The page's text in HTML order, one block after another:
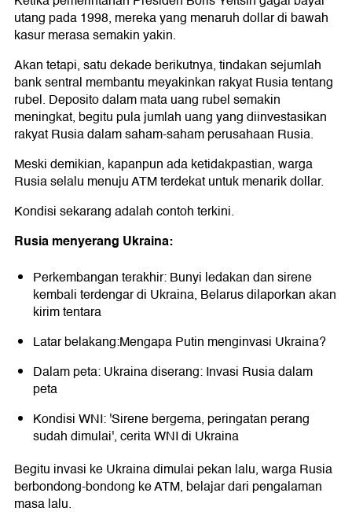
utang pada 1998, mereka yang menaruh dollar di bawah
kasur merasa semakin yakin.
Akan tetapi, satu dekade berikutnya, tindakan sejumlah
bank sentral membantu meyakinkan rakyat Rusia tentang
rubel. Deposito dalam mata uang rubel semakin
meningkat, begitu pula jumlah uang yang diinvestasikan
rakyat Rusia dalam saham-saham perusahaan Rusia.
Meski demikian, kapanpun ada ketidakpastian, warga
Rusia selalu menuju ATM terdekat untuk menarik dollar.
Kondisi sekarang adalah contoh terkini.
Rusia menyerang Ukraina:
Perkembangan terakhir:Bunyi ledakan dan sirene
kembali terdengar di Ukraina, Belarus dilaporkan akan
kirim tentara
Latar belakang:Mengapa Putin menginvasi Ukraina?
Dalam peta:Ukraina diserang: Invasi Rusia dalam
peta
Kondisi WNI:'Sirene bergema, peringatan perang
sudah dimulai', cerita WNI di Ukraina
Begitu invasi ke Ukraina dimulai pekan lalu, warga Rusia
berbondong-bondong ke ATM, belajar dari pengalaman
masa lalu.